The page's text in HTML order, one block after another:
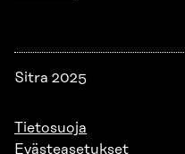
Sitra 2025
Tietosuoja
Evästeasetukset